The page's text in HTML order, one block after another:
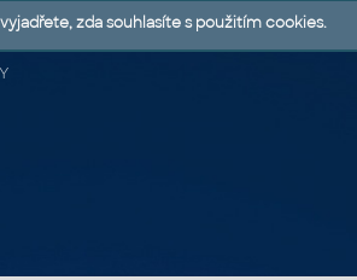
zda souhlasíte s použitím cookies.